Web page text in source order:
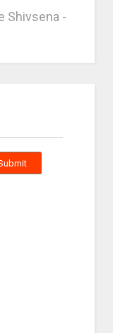
Shivsena -